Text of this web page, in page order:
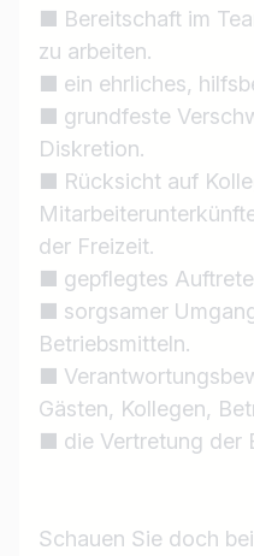
■ Bereitschaft im
zu arbeiten.
■ ein ehrliches,
■ grundfeste
Diskretion.
■ Rücksicht auf
der Freizeit.
■ gepflegtes
■ sorgsamer
Betriebsmitteln.
■
Gästen, Kollegen,
■ die Vertretung der
Schauen Sie doch
Ich suche nach …
Jobtitel
z.B. Österreich
Land / Bundesland